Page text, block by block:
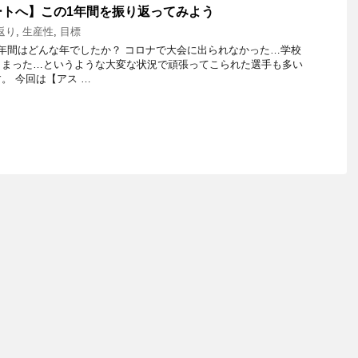
へ】この1年間を振り返ってみよう
り , 生産性, 目標
間はどんな年でしたか？ コロナで大会に出られなかった…学校
った…というような大変な状況で頑張ってこられた選手も多い
。 今回は【アス …